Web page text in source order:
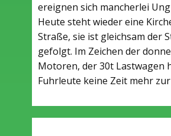
ereignen sich mancherlei
Heute steht wieder eine
Straße, sie ist gleichsam der
gefolgt. Im Zeichen der
Motoren, der 30t Lastwagen
Fuhrleute keine Zeit mehr